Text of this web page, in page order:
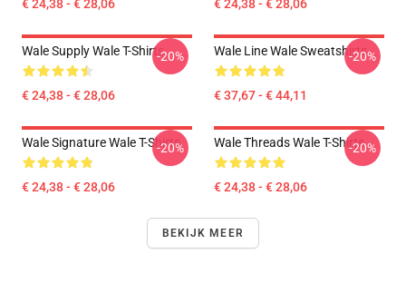
€ 24,38 - € 28,06 € 24,38 - € 28,06
Wale Supply Wale T-Shirts
€ 24,38 - € 28,06
-20% Wale Line Wale Sweatshirts
€ 37,67 - € 44,11
-20%
Wale Signature Wale T-Shirts
€ 24,38 - € 28,06
-20% Wale Threads Wale T-Shirts
€ 24,38 - € 28,06
-20%
BEKIJK MEER